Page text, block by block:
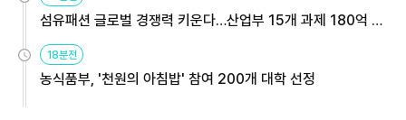
섬유패션 글로벌 경쟁력 키운다…산업부 15개 과제 180억 지
18분전
농식품부, '천원의 아침밥' 참여 200개 대학 선정